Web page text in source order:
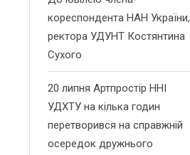
кореспондента НАН України,
ректора УДУНТ Костянтина
Сухого
20 липня Артпростір ННІ
УДХТУ на кілька годин
перетворився на справжній
осередок дружнього